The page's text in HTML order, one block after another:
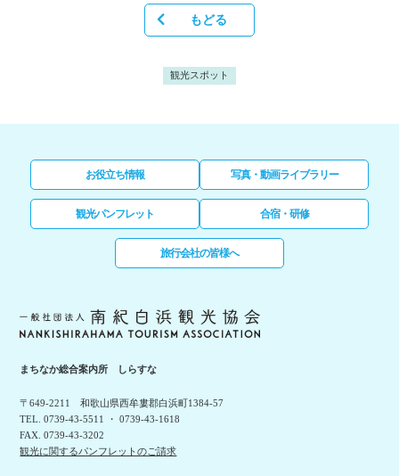
もどる
観光スポット
お役立ち情報 写真・動画ライブラリー
観光パンフレット 合宿・研修
旅行会社の皆様へ
まちなか総合案内所 しらすな
〒649-2211 和歌山県西牟婁郡白浜町1384-57
TEL. 0739-43-5511 ・ 0739-43-1618
FAX. 0739-43-3202
観光に関するパンフレットのご請求